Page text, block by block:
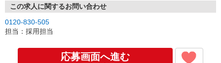
この求人に関するお問い合わせ
0120-830-505
担当：採用担当
応募画面へ進む